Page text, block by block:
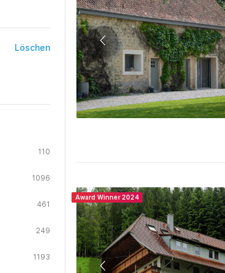
Löschen
110
1096
461
249
1193
Award Winner 2024